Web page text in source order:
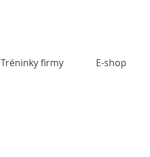
Tréninky firmy E-shop